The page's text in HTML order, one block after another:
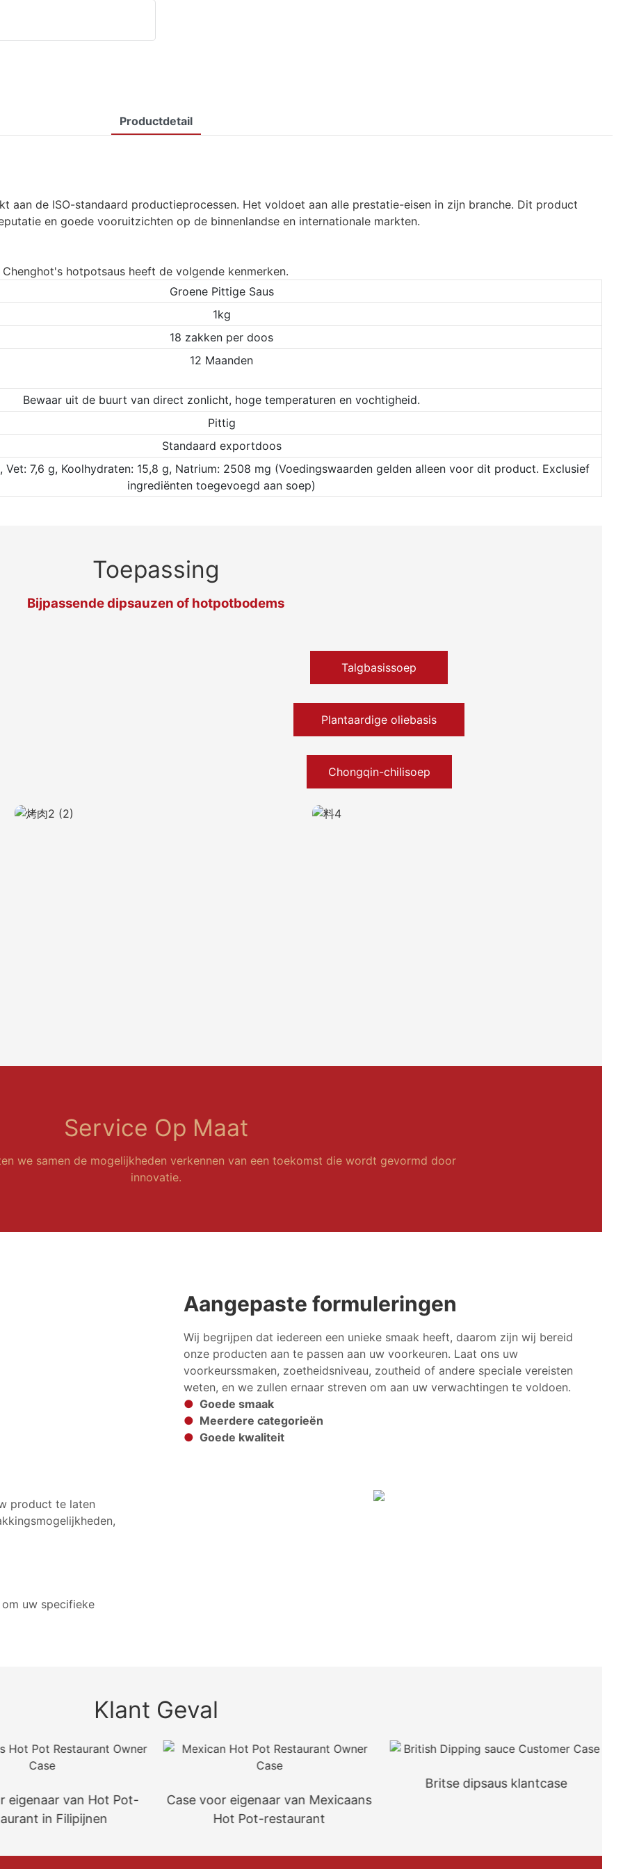
Productdetail
aan de ISO-standaard productieprocessen. Het voldoet aan alle prestatie-eisen in zijn branche. Dit product
en goede vooruitzichten op de binnenlandse en internationale markten.
hotpotsaus heeft de volgende kenmerken.
Groene Pittige Saus
1kg
18 zakken per doos
12 Maanden
Bewaar uit de buurt van direct zonlicht, hoge temperaturen en vochtigheid.
Pittig
Standaard exportdoos
Vet: 7,6 g, Koolhydraten: 15,8 g, Natrium: 2508 mg (Voedingswaarden gelden alleen voor dit product. Exclusief
ingrediënten toegevoegd aan soep)
Toepassing
Bijpassende dipsauzen of hotpotbodems
Talgbasissoep
Plantaardige oliebasis
Chongqin-chilisoep
Service Op Maat
we samen de mogelijkheden verkennen van een toekomst die wordt gevormd door
innovatie.
Aangepaste formuleringen
Wij begrijpen dat iedereen een unieke smaak heeft, daarom zijn wij bereid
onze producten aan te passen aan uw voorkeuren. Laat ons uw
voorkeurssmaken, zoetheidsniveau, zoutheid of andere speciale vereisten
weten, en we zullen ernaar streven om aan uw verwachtingen te voldoen.
● Goede smaak
● Meerdere categorieën
● Goede kwaliteit
product te laten
uw specifieke
Klant Geval
eigenaar van Hot Pot-
in Filipijnen
Case voor eigenaar van Mexicaans
Hot Pot-restaurant
Britse dipsaus klantcase